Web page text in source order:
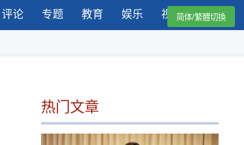
评论 专题 教育 娱乐 视频简体/繁體切換
热门文章